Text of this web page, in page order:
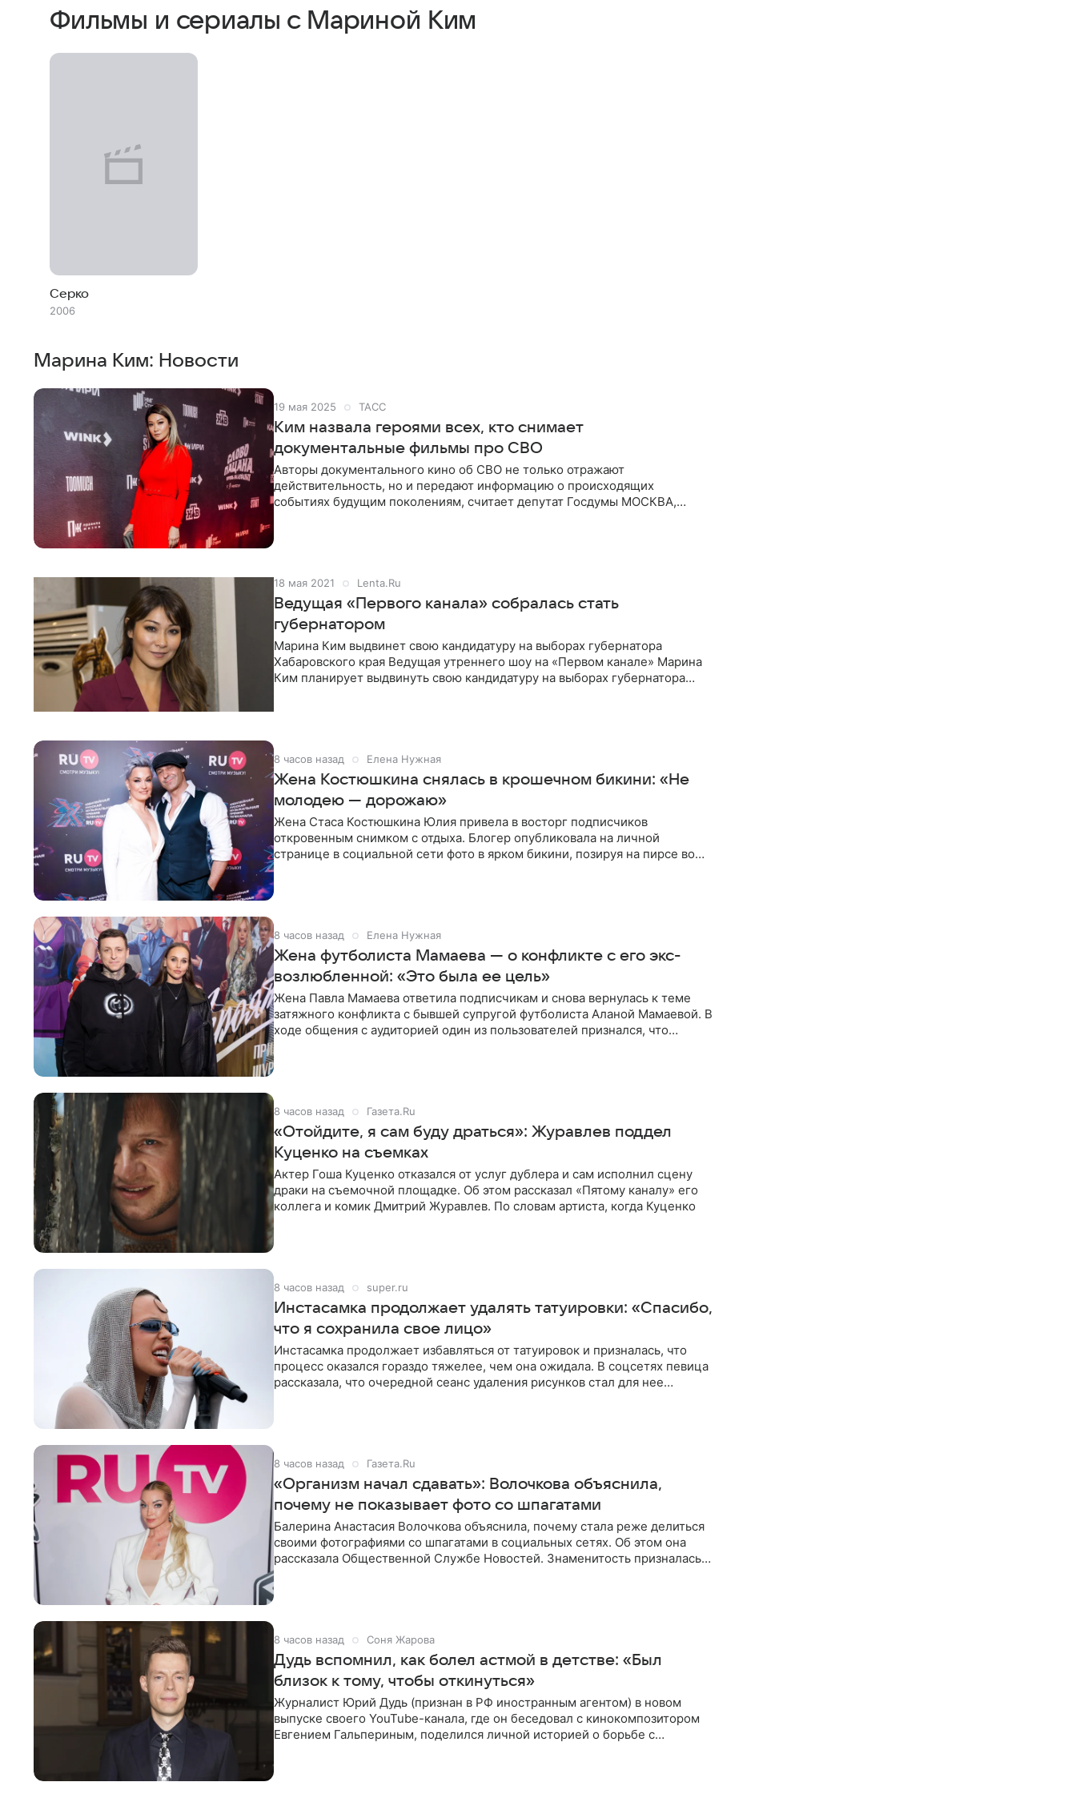
Фильмы и сериалы с Мариной Ким
Серко
2006
Марина Ким: Новости
19 мая 2025 ТАСС
Ким назвала героями всех, кто снимает
документальные фильмы про СВО
Авторы документального кино об СВО не только отражают
действительность, но и передают информацию о происходящих
событиях будущим поколениям, считает депутат Госдумы МОСКВА,
18 мая 2021 Lenta.Ru
Ведущая «Первого канала» собралась стать
губернатором
Марина Ким выдвинет свою кандидатуру на выборах губернатора
Хабаровского края Ведущая утреннего шоу на «Первом канале» Марина
Ким планирует выдвинуть свою кандидатуру на выборах губернатора
8 часов назад Елена Нужная
Жена Костюшкина снялась в крошечном бикини: «Не
молодею — дорожаю»
Жена Стаса Костюшкина Юлия привела в восторг подписчиков
откровенным снимком с отдыха. Блогер опубликовала на личной
странице в социальной сети фото в ярком бикини, позируя на пирсе во
8 часов назад Елена Нужная
Жена футболиста Мамаева — о конфликте с его экс-
возлюбленной: «Это была ее цель»
Жена Павла Мамаева ответила подписчикам и снова вернулась к теме
затяжного конфликта с бывшей супругой футболиста Аланой Мамаевой. В
ходе общения с аудиторией один из пользователей признался, что
8 часов назад Газета.Ru
«Отойдите, я сам буду драться»: Журавлев поддел
Куценко на съемках
Актер Гоша Куценко отказался от услуг дублера и сам исполнил сцену
драки на съемочной площадке. Об этом рассказал «Пятому каналу» его
коллега и комик Дмитрий Журавлев. По словам артиста, когда Куценко
8 часов назад super.ru
Инстасамка продолжает удалять татуировки: «Спасибо,
что я сохранила свое лицо»
Инстасамка продолжает избавляться от татуировок и призналась, что
процесс оказался гораздо тяжелее, чем она ожидала. В соцсетях певица
рассказала, что очередной сеанс удаления рисунков стал для нее
8 часов назад Газета.Ru
«Организм начал сдавать»: Волочкова объяснила,
почему не показывает фото со шпагатами
Балерина Анастасия Волочкова объяснила, почему стала реже делиться
своими фотографиями со шпагатами в социальных сетях. Об этом она
рассказала Общественной Службе Новостей. Знаменитость призналась,
8 часов назад Соня Жарова
Дудь вспомнил, как болел астмой в детстве: «Был
близок к тому, чтобы откинуться»
Журналист Юрий Дудь (признан в РФ иностранным агентом) в новом
выпуске своего YouTube-канала, где он беседовал с кинокомпозитором
Евгением Гальпериным, поделился личной историей о борьбе с